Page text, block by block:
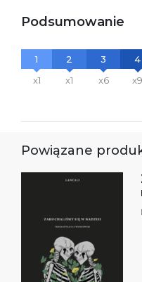
Podsumowanie
1
x1
2
x1
3
x6
4
x9
Powiązane